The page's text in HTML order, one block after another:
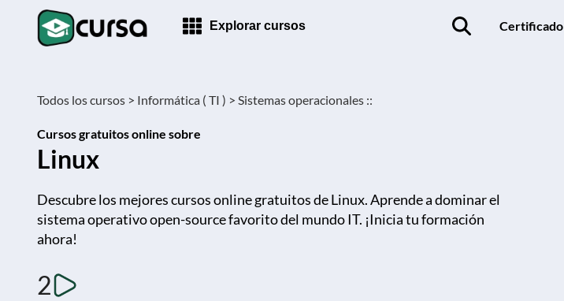
Explorar cursos Certificado
Todos los cursos > Informática ( TI ) > Sistemas operacionales ::
Cursos gratuitos online sobre
Linux
Descubre los mejores cursos online gratuitos de Linux. Aprende a dominar el
sistema operativo open-source favorito del mundo IT. ¡Inicia tu formación
ahora!
2